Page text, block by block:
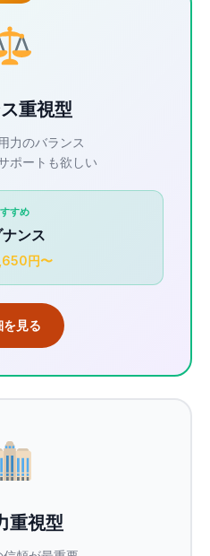
重視型
力のバランス
ポートも欲しい
すめ
ナンス
円〜
を見る
重視型